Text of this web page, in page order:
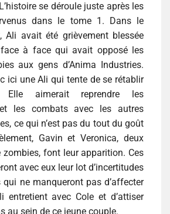
L’histoire se déroule juste après les
dans le tome 1. Dans le
Ali avait été grièvement blessée
à face qui avait opposé les
aux gens d’Anima Industries.
ici une Ali qui tente de se rétablir
aimerait reprendre les
les combats avec les autres
ce qui n’est pas du tout du goût
Gavin et Veronica, deux
zombies, font leur apparition. Ces
avec eux leur lot d’incertitudes
qui ne manqueront pas d’affecter
entretient avec Cole et d’attiser
au sein de ce jeune couple.